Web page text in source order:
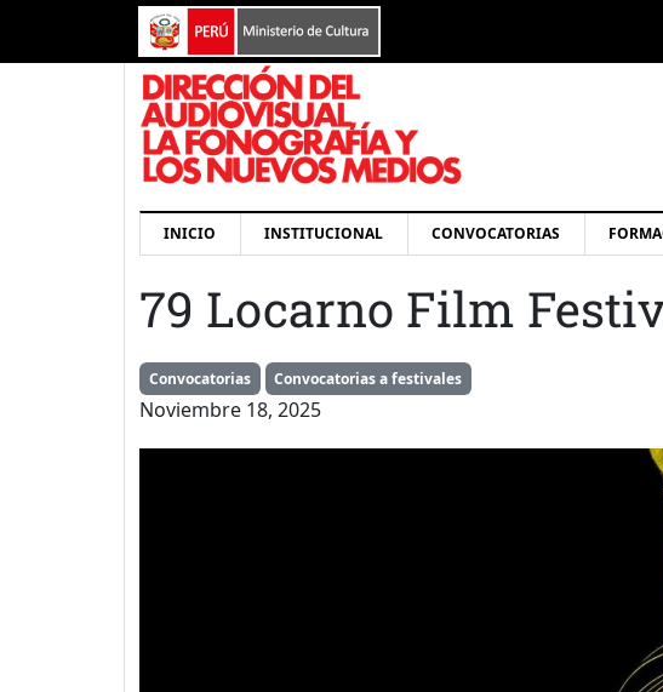
Pasar al contenido principal
Navegación principal
INICIO INSTITUCIONAL CONVOCATORIAS
79 Locarno Film
Convocatorias Convocatorias a festivales
Noviembre 18, 2025